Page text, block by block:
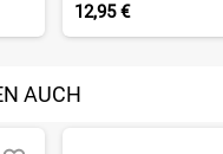
12,95 €
AUCH